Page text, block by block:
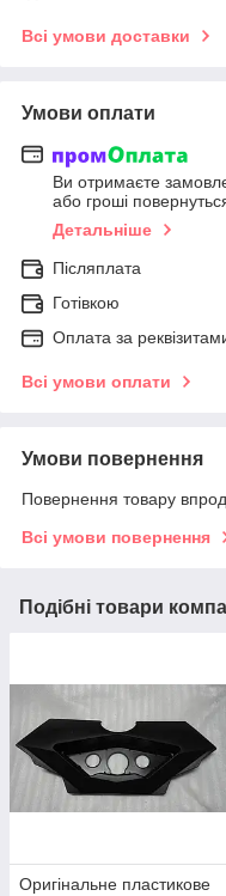
Всі умови доставки
Умови оплати
Ви отримаєте
або гроші
Детальніше
Післяплата
Готівкою
Оплата за
Всі умови оплати
Умови повернення
Повернення товару
Всі умови повернення
Подібні товари
Оригінальне пластикове